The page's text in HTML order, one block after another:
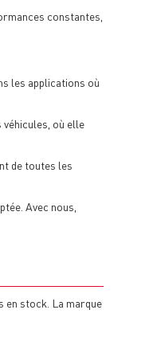
constantes,
les applications où
où elle
de toutes les
Avec nous,
en stock. La marque